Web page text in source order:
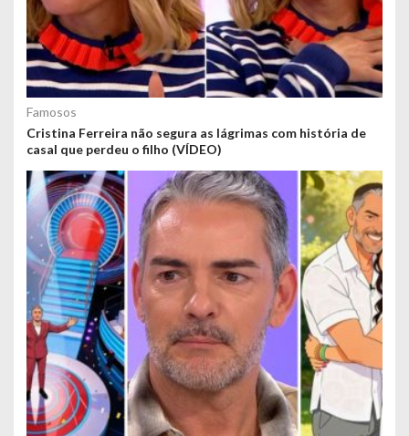
Famosos
Cristina Ferreira não segura as lágrimas com história de
casal que perdeu o filho (VÍDEO)